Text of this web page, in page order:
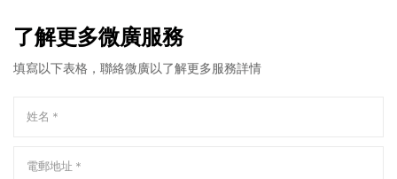
了解更多微廣服務
填寫以下表格，聯絡微廣以了解更多服務詳情